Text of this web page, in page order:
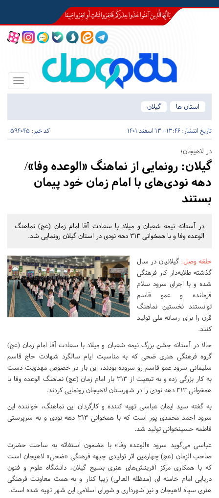
Toggle
استان ها
گیلان
تاریخ انتشار: 13:46 - 13 اسفند 1401 کد خبر: 594045
در لاهیجان؛
گیلان: رونمایی از نماهنگ «الوعده وفا»/
دهه نودی‌های با امام زمان خود پیمان
بستند
در آستانه نیمه شعبان و میلاد با سعادت آقا امام زمان (عج) نماهنگ
الوعده وفا و با همخوانی ۳۱۳ دهه نودی در استان گیلان رونمایی شد.
حلقه وصل: گیلانیان در سال
گذشته طلایه‌دار کار فرهنگی
شده و با اجرای سرود سلام
فرمانده و عمو قاسم
توانستند نخستین نماهنگ
قرن را برای رسانه ملی تولید
کنند.
حالا در آستانه جشن بزرگ نیمه شعبان و میلاد با سعادت آقا امام زمان (عج)
گروه فرهنگی هنری ضحی که به مناسبت ایام سالگرد شهادت حاج قاسم
سلیمانی سرود عمو قاسم رو سروده بودند، این بار در خصوص مهدویت دست
به کار بزرگی زده و به تبعیت از ۳۱۳ بار امام زمان (عچ) نماهنگ الوعده وفا با
همخوانی ۳۱۳ دهه نودی را در شهرستان لاهیجان رونمایی کردند.
به گفته سید ایمان عباسی تهیه کننده و کارگردان این نماهنگ، خواننده این
سرود احمد محمدی پور است که با همخوانی ۳۱۳ دهه نودی و به سرپرستی
فاطمه حسینخوانی تولید شد.
عباسی می‌گوید سرود «الوعده وفا» با مضمون استغاثه به ساحت حضرت
صاحب الزمان (عج) چهارمین اثر تولیدی جبهه فرهنگی «ضحی» لاهیجان است
که با همکاری مرکز آفرینش‌های هنری بسیج گیلان، دانشگاه علوم و فنون
دریایی امام خامنه ای (مدظله العالی) زیبا کنار و به همت معاونت فرهنگی
هنری سپاه لاهیجان و نیز شهرداری و شورای اسلامی این شهر تهیه شده است.